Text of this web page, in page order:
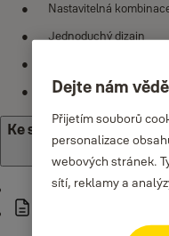
Nastavitelná
Jednoduchý dizajn
Černý matný povrch
Ke stažení
Dejte nám
Přijetím souborů
personalizace
webových stránek.
sítí, reklamy a